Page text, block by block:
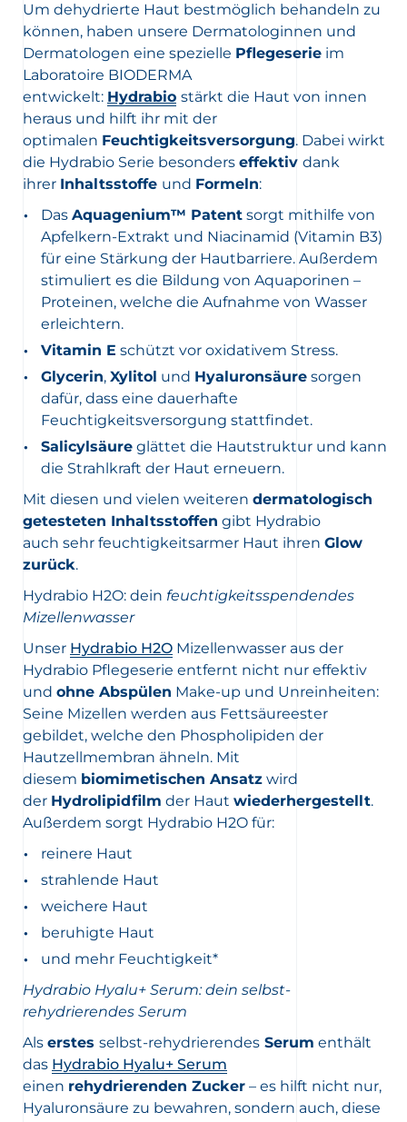
Um dehydrierte Haut bestmöglich behandeln zu
können, haben unsere Dermatologinnen und
Dermatologen eine spezielle Pflegeserie im
Laboratoire BIODERMA
entwickelt: Hydrabio stärkt die Haut von innen
heraus und hilft ihr mit der
optimalen Feuchtigkeitsversorgung. Dabei wirkt
die Hydrabio Serie besonders effektiv dank
ihrer Inhaltsstoffe und Formeln:
Das Aquagenium™ Patent sorgt mithilfe von
Apfelkern-Extrakt und Niacinamid (Vitamin B3)
für eine Stärkung der Hautbarriere. Außerdem
stimuliert es die Bildung von Aquaporinen –
Proteinen, welche die Aufnahme von Wasser
erleichtern.
Vitamin E schützt vor oxidativem Stress.
Glycerin, Xylitol und Hyaluronsäure sorgen
dafür, dass eine dauerhafte
Feuchtigkeitsversorgung stattfindet.
Salicylsäure glättet die Hautstruktur und kann
die Strahlkraft der Haut erneuern.
Mit diesen und vielen weiteren dermatologisch
getesteten Inhaltsstoffen gibt Hydrabio
auch sehr feuchtigkeitsarmer Haut ihren Glow
zurück.
Hydrabio H2O: dein feuchtigkeitsspendendes
Mizellenwasser
Unser Hydrabio H2O Mizellenwasser aus der
Hydrabio Pflegeserie entfernt nicht nur effektiv
und ohne Abspülen Make-up und Unreinheiten:
Seine Mizellen werden aus Fettsäureester
gebildet, welche den Phospholipiden der
Hautzellmembran ähneln. Mit
diesem biomimetischen Ansatz wird
der Hydrolipidfilm der Haut wiederhergestellt.
Außerdem sorgt Hydrabio H2O für:
reinere Haut
strahlende Haut
weichere Haut
beruhigte Haut
und mehr Feuchtigkeit*
Hydrabio Hyalu+ Serum: dein selbst-
rehydrierendes Serum
Als erstes selbst-rehydrierendes Serum enthält
das Hydrabio Hyalu+ Serum
einen rehydrierenden Zucker – es hilft nicht nur,
Hyaluronsäure zu bewahren, sondern auch, diese